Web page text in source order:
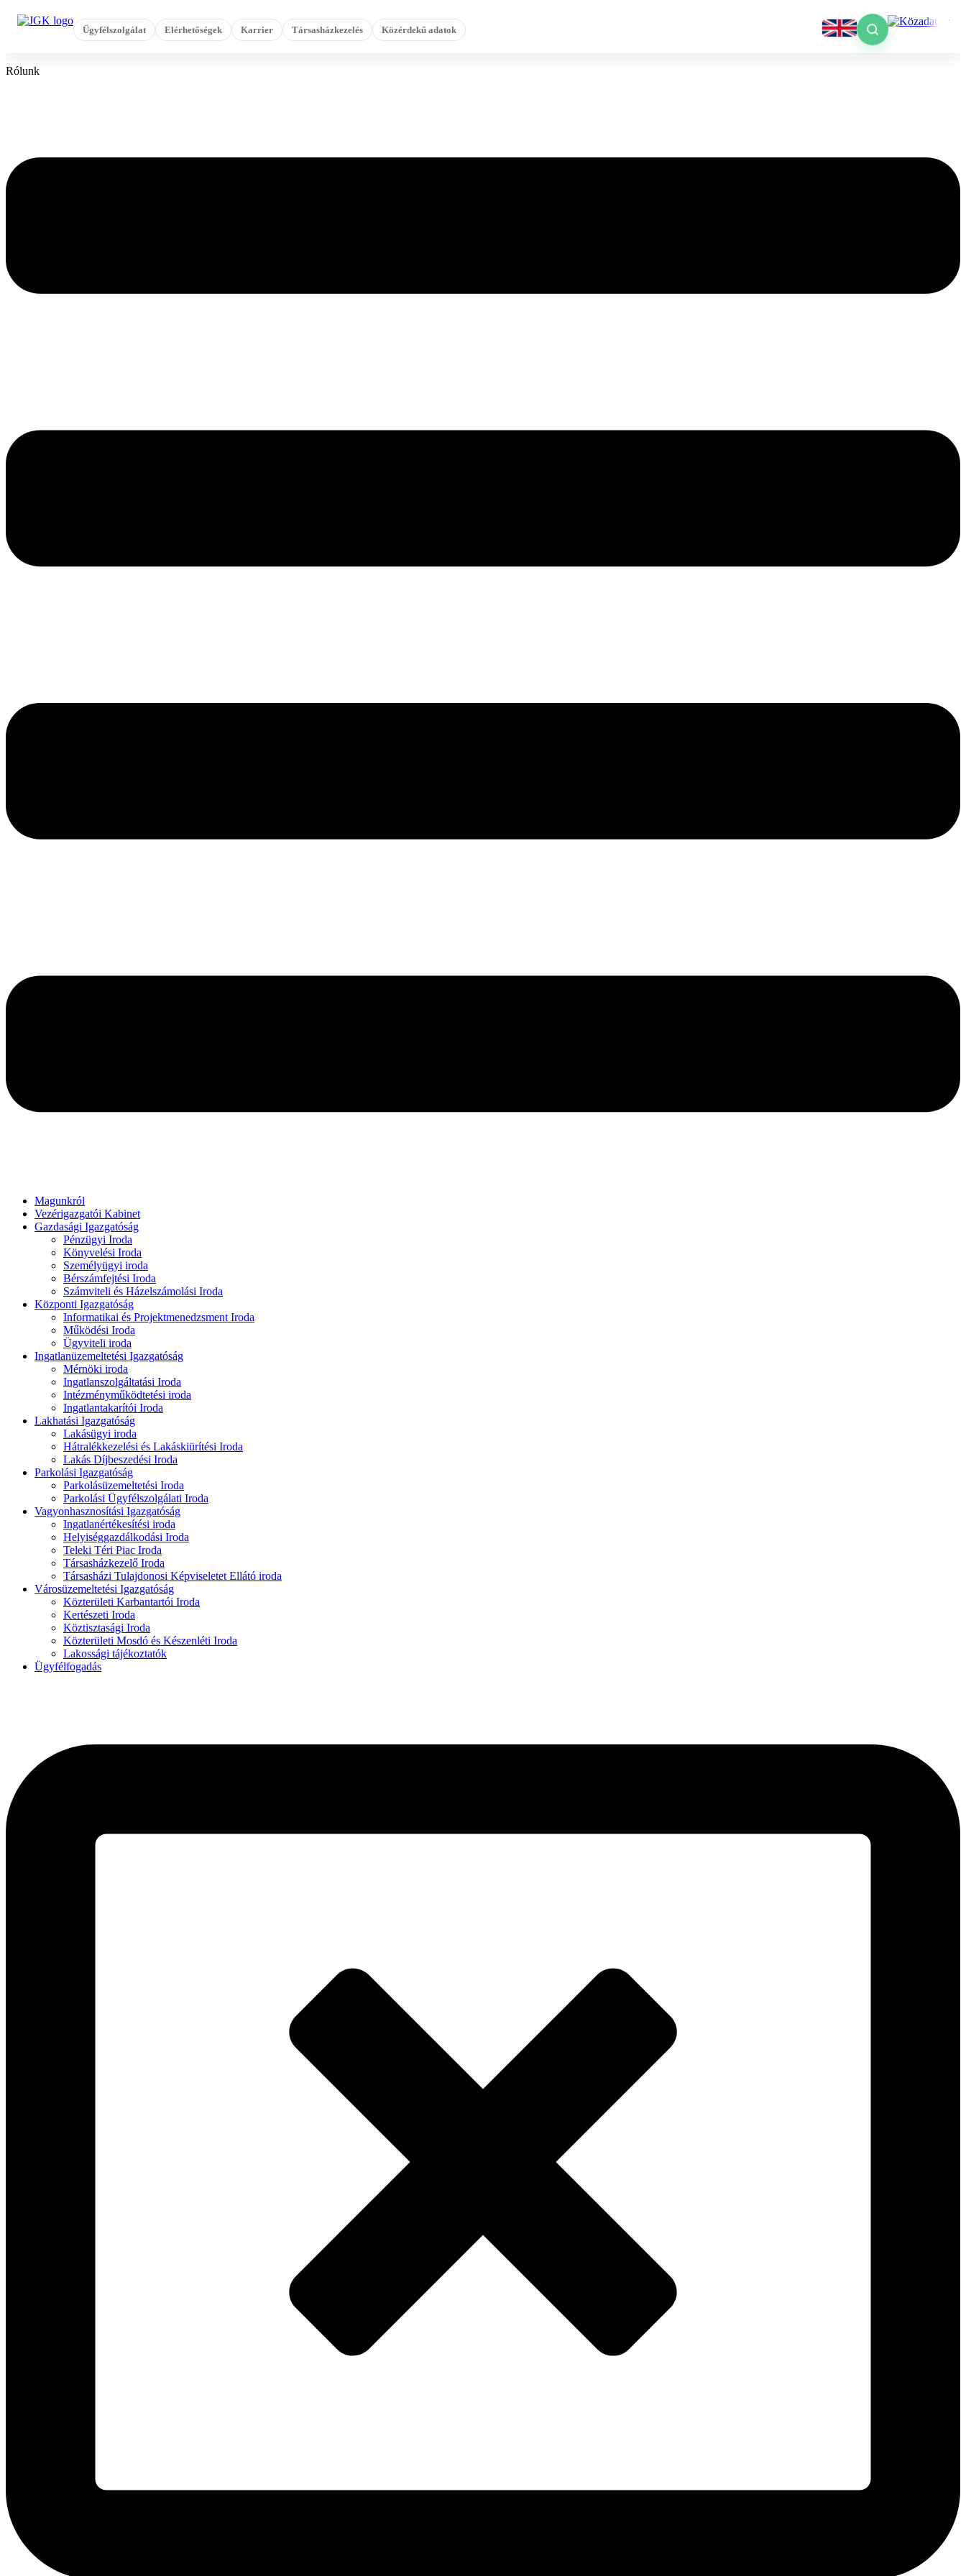
Ügyfélszolgálat Elérhetőségek Karrier Társasházkezelés Közérdekű adatok
Rólunk
Magunkról
Vezérigazgatói Kabinet
Gazdasági Igazgatóság
Pénzügyi Iroda
Könyvelési Iroda
Személyügyi iroda
Bérszámfejtési Iroda
Számviteli és Házelszámolási Iroda
Központi Igazgatóság
Informatikai és Projektmenedzsment Iroda
Működési Iroda
Ügyviteli iroda
Ingatlanüzemeltetési Igazgatóság
Mérnöki iroda
Ingatlanszolgáltatási Iroda
Intézményműködtetési iroda
Ingatlantakarítói Iroda
Lakhatási Igazgatóság
Lakásügyi iroda
Hátralékkezelési és Lakáskiürítési Iroda
Lakás Díjbeszedési Iroda
Parkolási Igazgatóság
Parkolásüzemeltetési Iroda
Parkolási Ügyfélszolgálati Iroda
Vagyonhasznosítási Igazgatóság
Ingatlanértékesítési iroda
Helyiséggazdálkodási Iroda
Teleki Téri Piac Iroda
Társasházkezelő Iroda
Társasházi Tulajdonosi Képviseletet Ellátó iroda
Városüzemeltetési Igazgatóság
Közterületi Karbantartói Iroda
Kertészeti Iroda
Köztisztasági Iroda
Közterületi Mosdó és Készenléti Iroda
Lakossági tájékoztatók
Ügyfélfogadás